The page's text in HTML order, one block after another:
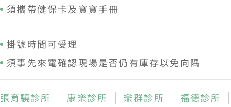
須攜帶健保卡及寶寶手冊
掛號時間可受理
須事先來電確認現場是否仍有庫存以免向隅
張育驍診所 康樂診所 樂群診所 福德診所